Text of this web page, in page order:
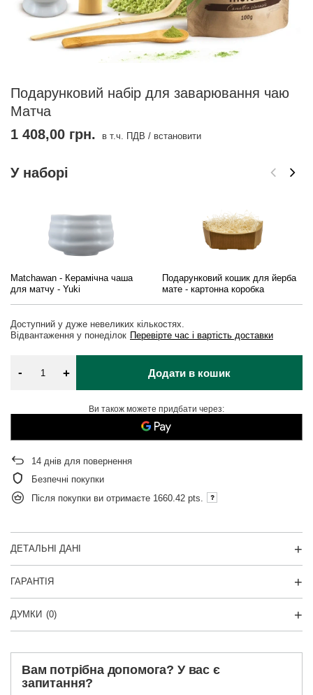
Подарунковий набір для заварювання чаю
Матча
У наборі
Matchawan - Керамічна чаша
для матчу - Yuki
Подарунковий кошик для йерба
мате - картонна коробка
Доступний у дуже невеликих кількостях
Відвантаження у понеділок Перевірте час і вартість доставки
1 408,00 грн. в т.ч. ПДВ / встановити
- + Додати в кошик
Ви також можете придбати через:
14 днів для повернення
Безпечні покупки
Після покупки ви отримаєте 1660.42 pts.
ДЕТАЛЬНІ ДАНІ
ГАРАНТІЯ
ДУМКИ (0)
Вам потрібна допомога? У вас є
запитання?